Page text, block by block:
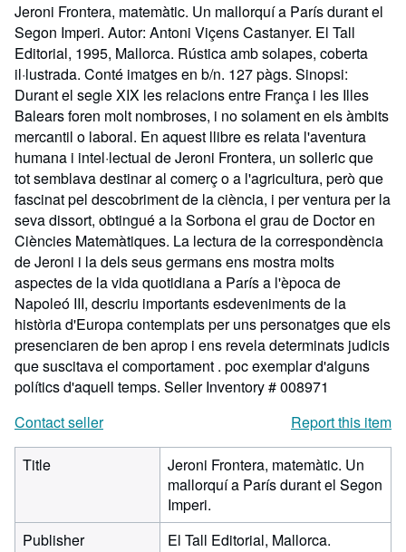
Jeroni Frontera, matemàtic. Un mallorquí a París durant el
Segon Imperi. Autor: Antoni Viçens Castanyer. El Tall
Editorial, 1995, Mallorca. Rústica amb solapes, coberta
il·lustrada. Conté imatges en b/n. 127 pàgs. Sinopsi:
Durant el segle XIX les relacions entre França i les Illes
Balears foren molt nombroses, i no solament en els àmbits
mercantil o laboral. En aquest llibre es relata l'aventura
humana i intel·lectual de Jeroni Frontera, un solleric que
tot semblava destinar al comerç o a l'agricultura, però que
fascinat pel descobriment de la ciència, i per ventura per la
seva dissort, obtingué a la Sorbona el grau de Doctor en
Ciències Matemàtiques. La lectura de la correspondència
de Jeroni i la dels seus germans ens mostra molts
aspectes de la vida quotidiana a París a l'època de
Napoleó III, descriu importants esdeveniments de la
història d'Europa contemplats per uns personatges que els
presenciaren de ben aprop i ens revela determinats judicis
que suscitava el comportament . poc exemplar d'alguns
polítics d'aquell temps. Seller Inventory # 008971
Contact seller
Report this item
Title
Jeroni Frontera, matemàtic. Un
mallorquí a París durant el Segon
Imperi.
Publisher
El Tall Editorial, Mallorca.